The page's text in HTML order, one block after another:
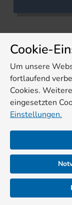
Cookie-
Um unsere
fortlaufend
Cookies.
eingesetzten
Einstellungen.